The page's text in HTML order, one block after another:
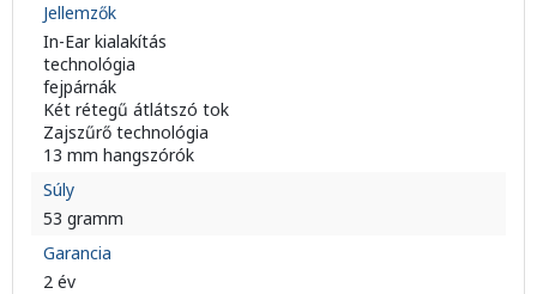
Jellemzők
In-Ear kialakítás
technológia
fejpárnák
Két rétegű átlátszó tok
Zajszűrő technológia
13 mm hangszórók
Súly
53 gramm
Garancia
2 év